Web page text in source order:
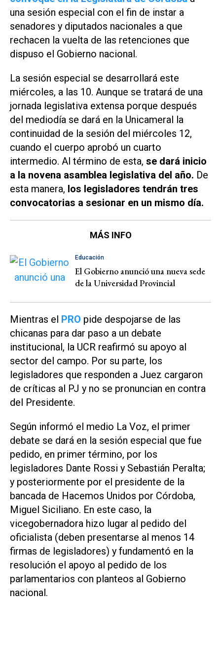
una sesión especial con el fin de instar a
senadores y diputados nacionales a que
rechacen la vuelta de las retenciones que
dispuso el Gobierno nacional.
La sesión especial se desarrollará este
miércoles, a las 10. Aunque se tratará de una
jornada legislativa extensa porque después
del mediodía se dará en la Unicameral la
continuidad de la sesión del miércoles 12,
cuando el cuerpo aprobó un cuarto
intermedio. Al término de esta, se dará inicio
a la novena asamblea legislativa del año. De
esta manera, los legisladores tendrán tres
convocatorias a sesionar en un mismo día.
MÁS INFO
Educación
El Gobierno anunció una nueva sede
de la Universidad Provincial
Mientras el PRO pide despojarse de las
chicanas para dar paso a un debate
institucional, la UCR reafirmó su apoyo al
sector del campo. Por su parte, los
legisladores que responden a Juez cargaron
de críticas al PJ y no se pronuncian en contra
del Presidente.
Según informó el medio La Voz, el primer
debate se dará en la sesión especial que fue
pedido, en primer término, por los
legisladores Dante Rossi y Sebastián Peralta;
y posteriormente por el presidente de la
bancada de Hacemos Unidos por Córdoba,
Miguel Siciliano. En este caso, la
vicegobernadora hizo lugar al pedido del
oficialista (deben presentarse al menos 14
firmas de legisladores) y fundamentó en la
resolución el apoyo al pedido de los
parlamentarios con planteos al Gobierno
nacional.